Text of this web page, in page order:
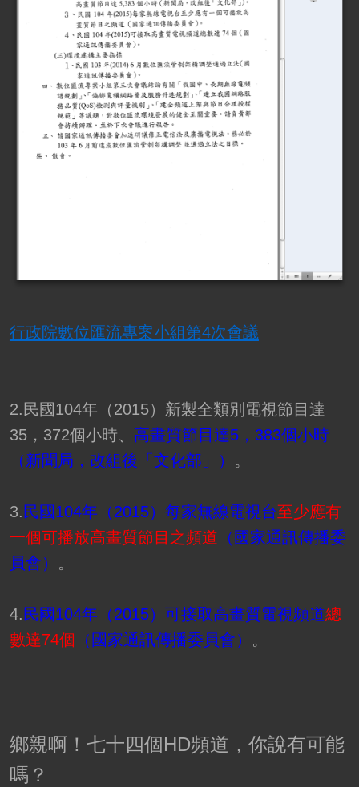
行政院數位匯流專案小組第4次會議
2.民國104年（2015）新製全類別電視節目達
35，372個小時、 高畫質節目達5，383個小時
（新聞局，改組後「文化部」） 。
3. 民國104年（2015）每家無線電視台至少應有
一個可播放高畫質節目之頻道 （國家通訊傳播委
員會） 。
4. 民國104年（2015）可接取高畫質電視頻道總
數達74個 （國家通訊傳播委員會） 。
鄉親啊！七十四個HD頻道，你說有可能
嗎？